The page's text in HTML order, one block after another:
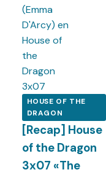
HOUSE OF THE
DRAGON
[Recap] House
of the Dragon
3x07 «The